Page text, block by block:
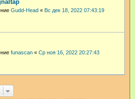
Gudd-Head « Вс дек 18, 2022 07:43:19
funascan « Ср ноя 16, 2022 20:27:43